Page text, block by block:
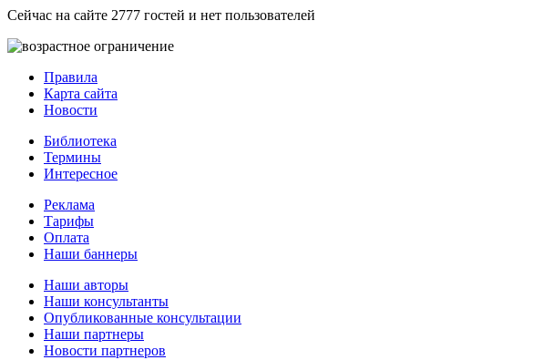
Сейчас на сайте 2777 гостей и нет пользователей
Правила
Карта сайта
Новости
Библиотека
Термины
Интересное
Реклама
Тарифы
Оплата
Наши баннеры
Наши авторы
Наши консультанты
Опубликованные консультации
Наши партнеры
Новости партнеров